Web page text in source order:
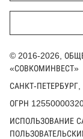
© 2016-2026,
«СОВКОМИНВЕСТ»
САНКТ-
ОГРН
ИСПОЛЬЗОВАНИЕ